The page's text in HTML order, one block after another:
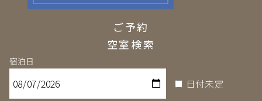
ご予約
空室検索
宿泊日
日付未定